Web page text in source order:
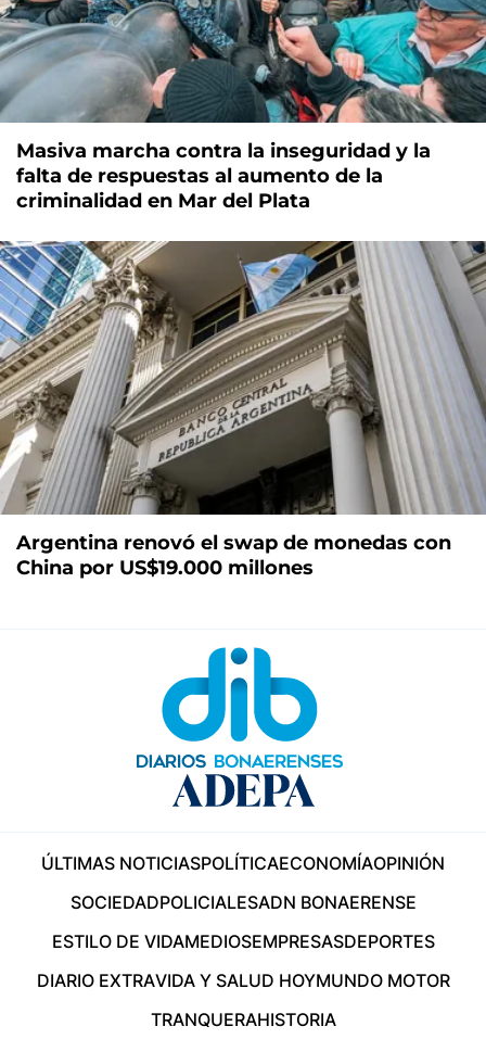
Masiva marcha contra la inseguridad y la
falta de respuestas al aumento de la
criminalidad en Mar del Plata
Argentina renovó el swap de monedas con
China por US$19.000 millones
ÚLTIMAS NOTICIASPOLÍTICAECONOMÍAOPINIÓN
SOCIEDADPOLICIALESADN BONAERENSE
ESTILO DE VIDAMEDIOSEMPRESASDEPORTES
DIARIO EXTRAVIDA Y SALUD HOYMUNDO MOTOR
TRANQUERAHISTORIA